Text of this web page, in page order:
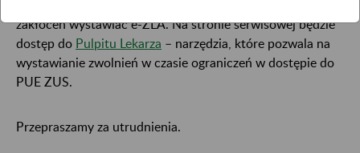
zakłóceń wystawiać e-ZLA. Na stronie serwisowej będzie
dostęp do Pulpitu Lekarza – narzędzia, które pozwala na
wystawianie zwolnień w czasie ograniczeń w dostępie do
PUE ZUS.
Przepraszamy za utrudnienia.